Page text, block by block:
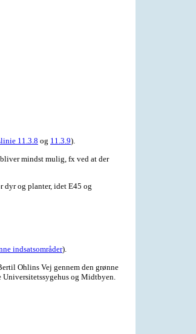
11.3.8 og 11.3.9).
mindst mulig, fx ved at der
dyr og planter, idet E45 og
indsatsområder).
Ohlins Vej gennem den grønne
og Midtbyen.